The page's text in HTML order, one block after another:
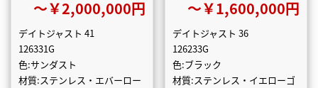
〜￥2,000,000円
デイトジャスト 41
126331G
色:サンダスト
材質:ステンレス・エバーロー
〜￥1,600,000円
デイトジャスト 36
126233G
色:ブラック
材質:ステンレス・イエローゴ